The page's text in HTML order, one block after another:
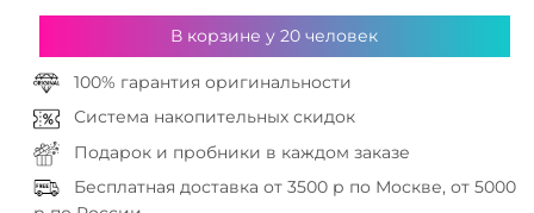
В корзине у20 человек
100% гарантия оригинальности
Система накопительных скидок
Подарок и пробники в каждом заказе
Бесплатная доставка от 3500 р по Москве, от 5000